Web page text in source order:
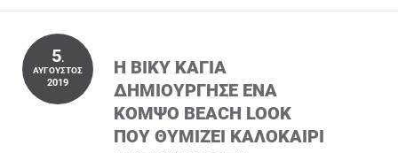
5.
ΑΎΓΟΥΣΤΟΣ
2019
Η ΒΊΚΥ ΚΑΓΙΆ
ΔΗΜΙΟΎΡΓΗΣΕ ΈΝΑ
ΚΟΜΨΌ BEACH LOOK
ΠΟΥ ΘΥΜΊΖΕΙ ΚΑΛΟΚΑΊΡΙ